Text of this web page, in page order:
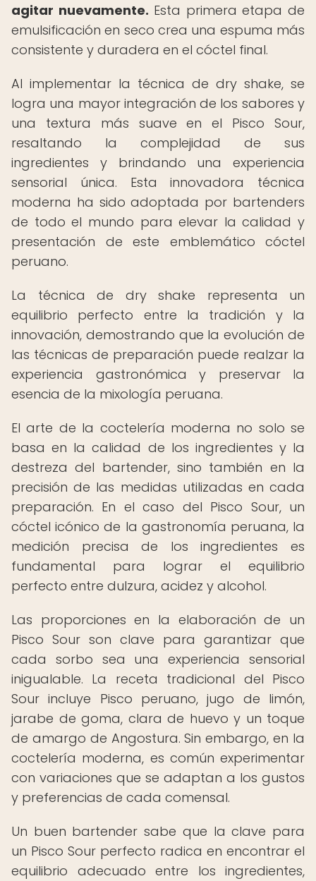
agitar nuevamente. Esta primera etapa de
emulsificación en seco crea una espuma más
consistente y duradera en el cóctel final.
Al implementar la técnica de dry shake, se
logra una mayor integración de los sabores y
una textura más suave en el Pisco Sour,
resaltando la complejidad de sus
ingredientes y brindando una experiencia
sensorial única. Esta innovadora técnica
moderna ha sido adoptada por bartenders
de todo el mundo para elevar la calidad y
presentación de este emblemático cóctel
peruano.
La técnica de dry shake representa un
equilibrio perfecto entre la tradición y la
innovación, demostrando que la evolución de
las técnicas de preparación puede realzar la
experiencia gastronómica y preservar la
esencia de la mixología peruana.
El arte de la coctelería moderna no solo se
basa en la calidad de los ingredientes y la
destreza del bartender, sino también en la
precisión de las medidas utilizadas en cada
preparación. En el caso del Pisco Sour, un
cóctel icónico de la gastronomía peruana, la
medición precisa de los ingredientes es
fundamental para lograr el equilibrio
perfecto entre dulzura, acidez y alcohol.
Las proporciones en la elaboración de un
Pisco Sour son clave para garantizar que
cada sorbo sea una experiencia sensorial
inigualable. La receta tradicional del Pisco
Sour incluye Pisco peruano, jugo de limón,
jarabe de goma, clara de huevo y un toque
de amargo de Angostura. Sin embargo, en la
coctelería moderna, es común experimentar
con variaciones que se adaptan a los gustos
y preferencias de cada comensal.
Un buen bartender sabe que la clave para
un Pisco Sour perfecto radica en encontrar el
equilibrio adecuado entre los ingredientes,